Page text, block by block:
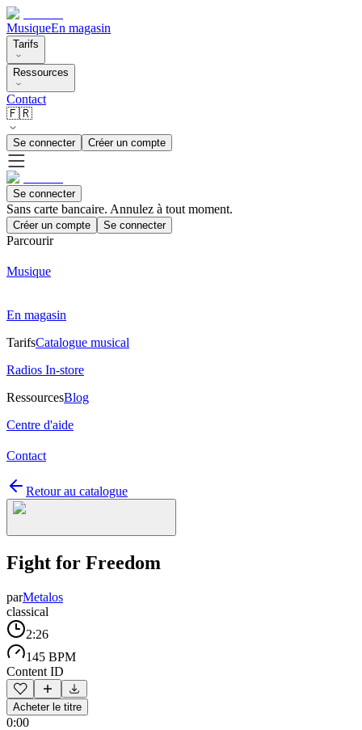
MusiqueEn magasin
Tarifs
Ressources
Contact
🇫🇷
Se connecter Créer un compte
Se connecter
Sans carte bancaire. Annulez à tout moment.
Créer un compte Se connecter
Parcourir
Musique
En magasin
TarifsCatalogue musical
Radios In-store
RessourcesBlog
Centre d'aide
Contact
Retour au catalogue
Fight for Freedom
parMetalos
classical
2:26
145 BPM
Content ID
Acheter le titre
0:00